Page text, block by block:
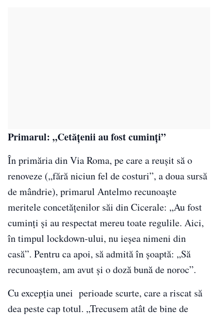
Primarul: „Cetățenii au fost cuminți”
În primăria din Via Roma, pe care a reușit să o
renoveze („fără niciun fel de costuri”, a doua sursă
de mândrie), primarul Antelmo recunoaște
meritele concetățenilor săi din Cicerale: „Au fost
cuminți și au respectat mereu toate regulile. Aici,
în timpul lockdown-ului, nu ieșea nimeni din
casă”. Pentru ca apoi, să admită în șoaptă: „Să
recunoaștem, am avut și o doză bună de noroc”.
Cu excepția unei perioade scurte, care a riscat să
dea peste cap totul. „Trecusem atât de bine de